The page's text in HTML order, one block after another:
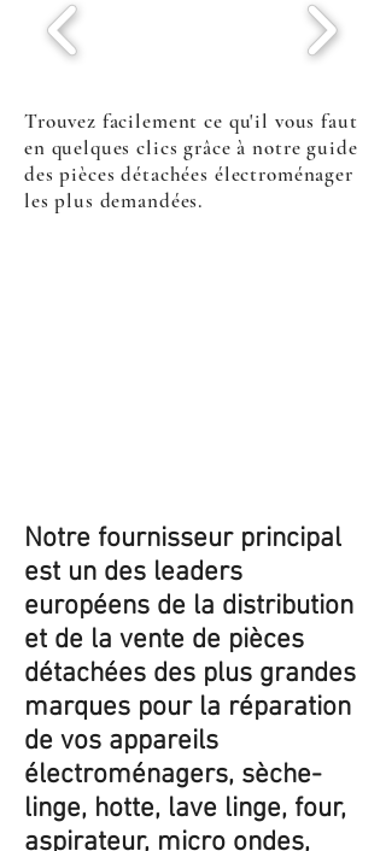
Trouvez facilement ce qu'il vous faut
en quelques clics grâce à notre guide
des pièces détachées électroménager
les plus demandées.
Notre fournisseur principal
est un des leaders
européens de la distribution
et de la vente de pièces
détachées des plus grandes
marques pour la réparation
de vos appareils
électroménagers, sèche-
linge, hotte, lave linge, four,
aspirateur, micro ondes,